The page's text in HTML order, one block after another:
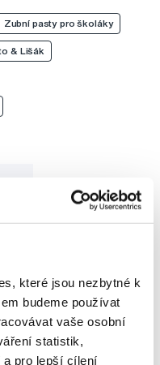
které jsou nezbytné k
budeme používat
vaše osobní
statistik,
pro lepší cílení
Zubní pasty pro školáky
& Lišák